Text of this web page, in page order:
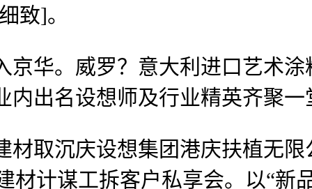
致]。
。威罗？意大利进口艺术涂
出名设想师及行业精英齐聚一
取沉庆设想集团港庆扶植无限
材计谋工拆客户私享会。以“新